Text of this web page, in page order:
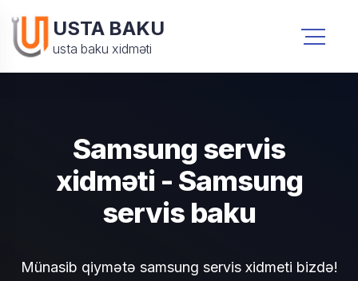
USTA BAKU
usta baku xidməti
Samsung servis
xidməti - Samsung
servis baku
Münasib qiymətə samsung servis xidmeti bizdə!